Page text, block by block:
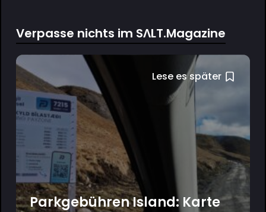
Verpasse nichts im SΛLT.Magazine
Lese es später
Parkgebühren Island: Karte